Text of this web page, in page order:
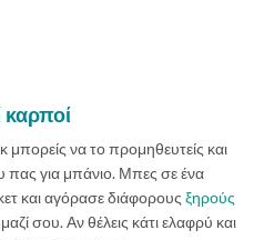
καρποί
μπορείς να το προμηθευτείς και
για μπάνιο. Μπες σε ένα
και αγόρασε διάφορους ξηρούς
μαζί σου. Αν θέλεις κάτι ελαφρύ και